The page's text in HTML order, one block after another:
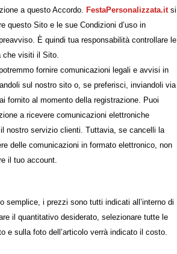
a questo Accordo. FestaPersonalizzata.it si
questo Sito e le sue Condizioni d’uso in
È quindi tua responsabilità controllare le
che visiti il Sito.
fornire comunicazioni legali e avvisi in
sul nostro sito o, se preferisci, inviandoli via
fornito al momento della registrazione. Puoi
a ricevere comunicazioni elettroniche
nostro servizio clienti. Tuttavia, se cancelli la
delle comunicazioni in formato elettronico, non
il tuo account.
semplice, i prezzi sono tutti indicati all’interno di
il quantitativo desiderato, selezionare tutte le
e sulla foto dell’articolo verrà indicato il costo.